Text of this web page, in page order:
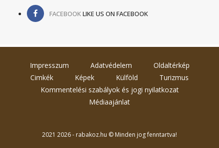
FACEBOOKLIKE US ON FACEBOOK
Impresszum Adatvédelem
Oldaltérkép
Cimkék
Képek Külföld
Turizmus
Kommentelési szabályok és jogi nyilatkozat
Médiaajánlat
2021 2026 - rabakoz.hu © Minden jog fenntartva!